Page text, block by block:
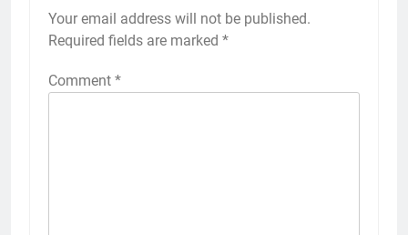
Your email address will not be published.
Required fields are marked *
Comment *